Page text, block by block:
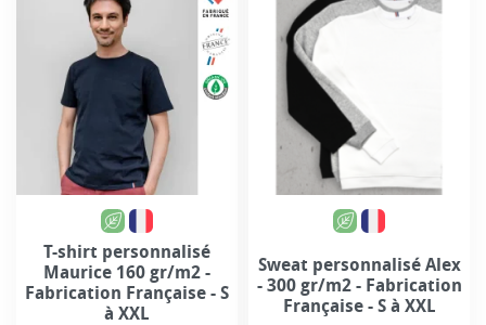
T-shirt personnalisé
Maurice 160 gr/m2 -
Fabrication Française - S
à XXL
Sweat personnalisé Alex
- 300 gr/m2 - Fabrication
Française - S à XXL